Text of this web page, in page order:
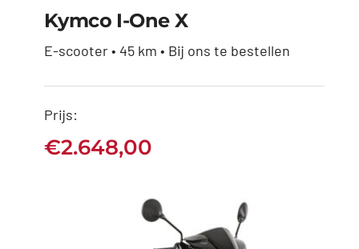
€2.648,00
Kymco I-One X
E-scooter • 45 km • Bij ons te bestellen
Prijs:
€2.648,00